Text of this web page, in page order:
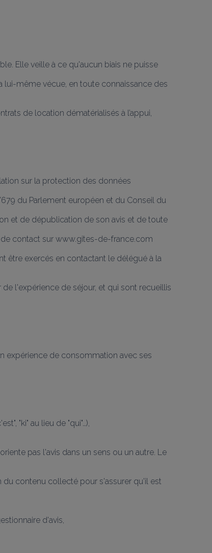
Elle veille à ce qu'aucun biais ne puisse
lui-même vécue, en toute connaissance des
de location dématérialisés à l’appui,
sur la protection des données
du Parlement européen et du Conseil du
et de dépublication de son avis et de toute
de contact sur www.gites-de-france.com
être exercés en contactant le délégué à la
l'expérience de séjour, et qui sont recueillis
expérience de consommation avec ses
"ki" au lieu de "qui"…),
pas l'avis dans un sens ou un autre. Le
contenu collecté pour s'assurer qu'il est
d'avis,